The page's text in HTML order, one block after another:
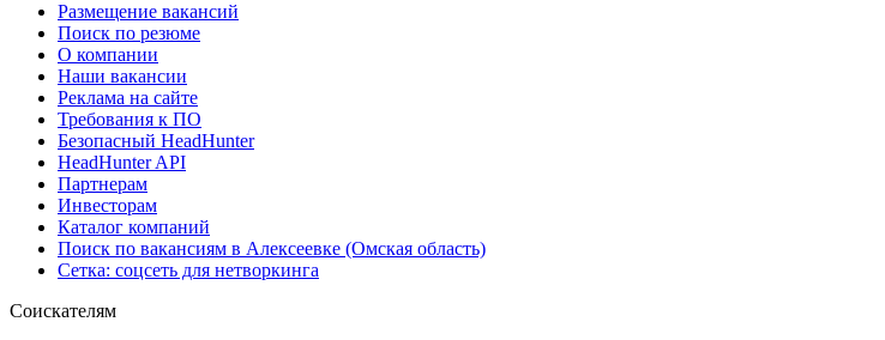
Размещение вакансий
Поиск по резюме
О компании
Наши вакансии
Реклама на сайте
Требования к ПО
Безопасный HeadHunter
HeadHunter API
Партнерам
Инвесторам
Каталог компаний
Поиск по вакансиям в Алексеевке (Омская область)
Сетка: соцсеть для нетворкинга
Соискателям